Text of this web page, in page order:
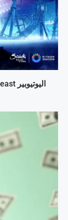
اليوتيوبير Mr Beast يفتح حديقة ترفيهية في بلد… مفاجئ